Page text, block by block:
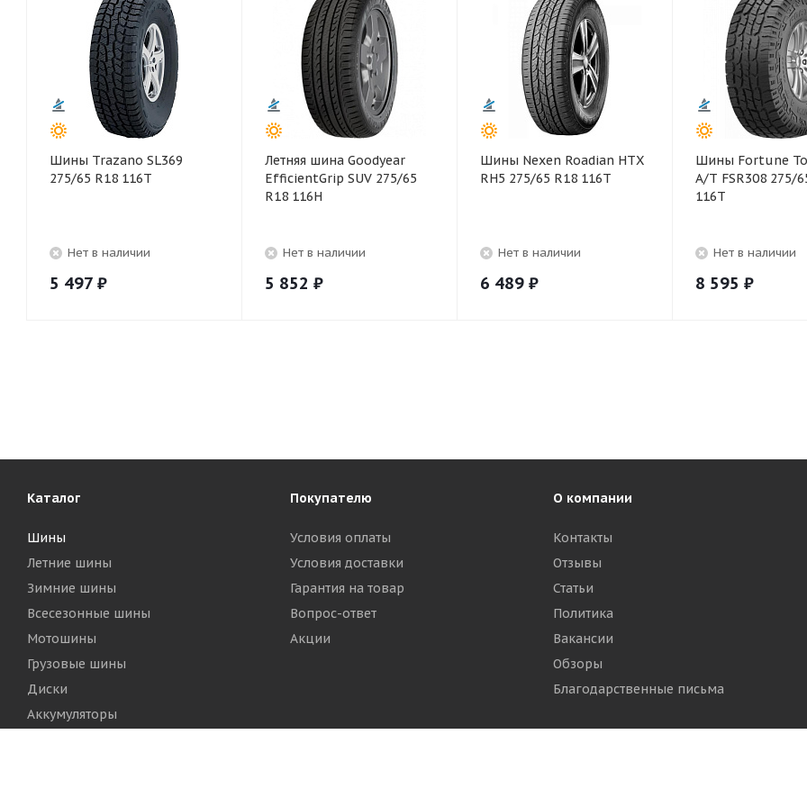
Шины Trazano SL369
275/65 R18 116T
Нет в наличии
5 497 ₽
Летняя шина Goodyear
EfficientGrip SUV 275/65
R18 116H
Нет в наличии
5 852 ₽
Шины Nexen Roadian HTX
RH5 275/65 R18 116T
Нет в наличии
6 489 ₽
Шины Fortune
A/T FSR308 275/
116T
Нет в наличии
8 595 ₽
Каталог
Шины
Летние шины
Зимние шины
Всесезонные шины
Мотошины
Грузовые шины
Диски
Аккумуляторы
Покупателю
Условия оплаты
Условия доставки
Гарантия на товар
Вопрос-ответ
Акции
О компании
Контакты
Отзывы
Статьи
Политика
Вакансии
Обзоры
Благодарственные письма